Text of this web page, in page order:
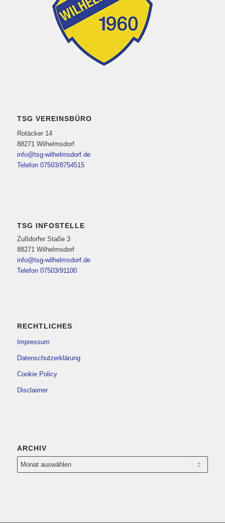
TSG VEREINSBÜRO
Rotäcker 14
88271 Wilhelmsdorf
info@tsg-wilhelmsdorf.de
Telefon 07503/8754515
TSG INFOSTELLE
Zußdorfer Staße 3
88271 Wilhelmsdorf
info@tsg-wilhelmsdorf.de
Telefon 07503/91100
RECHTLICHES
Impressum
Datenschutzerklärung
Cookie Policy
Disclaimer
ARCHIV